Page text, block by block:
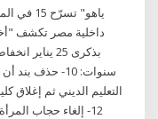
داخلية مصر تكشف
12- إلغاء حجاب